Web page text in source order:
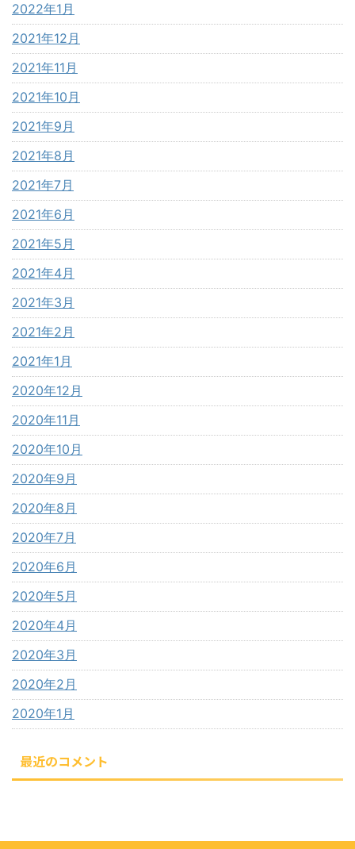
2022年1月
2021年12月
2021年11月
2021年10月
2021年9月
2021年8月
2021年7月
2021年6月
2021年5月
2021年4月
2021年3月
2021年2月
2021年1月
2020年12月
2020年11月
2020年10月
2020年9月
2020年8月
2020年7月
2020年6月
2020年5月
2020年4月
2020年3月
2020年2月
2020年1月
最近のコメント